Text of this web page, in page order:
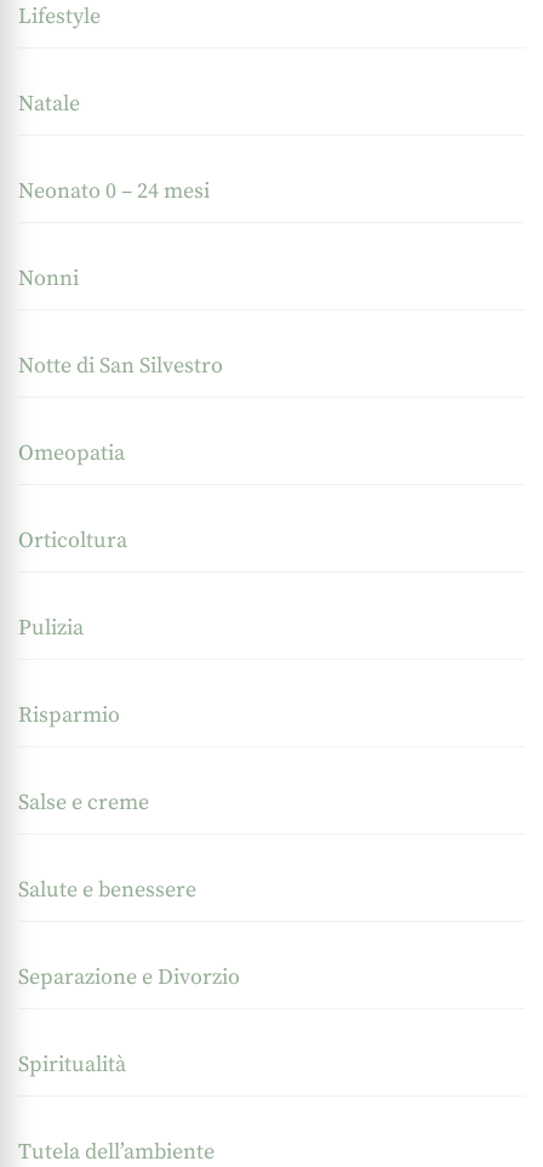
Lifestyle
Natale
Neonato 0 – 24 mesi
Nonni
Notte di San Silvestro
Omeopatia
Orticoltura
Pulizia
Risparmio
Salse e creme
Salute e benessere
Separazione e Divorzio
Spiritualità
Tutela dell’ambiente